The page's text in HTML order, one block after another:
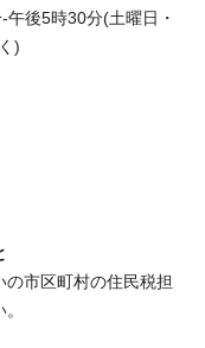
後5時30分(土曜日・
)
市区町村の住民税担